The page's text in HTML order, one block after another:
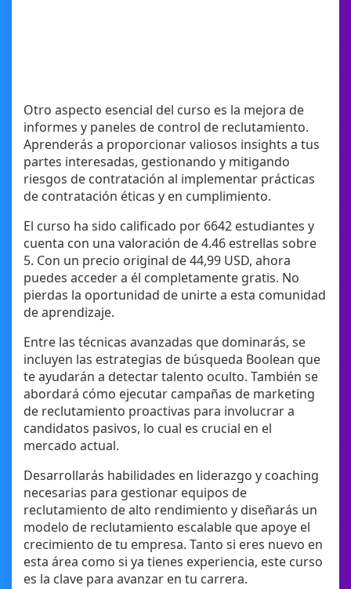
Otro aspecto esencial del curso es la mejora de
informes y paneles de control de reclutamiento.
Aprenderás a proporcionar valiosos insights a tus
partes interesadas, gestionando y mitigando
riesgos de contratación al implementar prácticas
de contratación éticas y en cumplimiento.
El curso ha sido calificado por 6642 estudiantes y
cuenta con una valoración de 4.46 estrellas sobre
5. Con un precio original de 44,99 USD, ahora
puedes acceder a él completamente gratis. No
pierdas la oportunidad de unirte a esta comunidad
de aprendizaje.
Entre las técnicas avanzadas que dominarás, se
incluyen las estrategias de búsqueda Boolean que
te ayudarán a detectar talento oculto. También se
abordará cómo ejecutar campañas de marketing
de reclutamiento proactivas para involucrar a
candidatos pasivos, lo cual es crucial en el
mercado actual.
Desarrollarás habilidades en liderazgo y coaching
necesarias para gestionar equipos de
reclutamiento de alto rendimiento y diseñarás un
modelo de reclutamiento escalable que apoye el
crecimiento de tu empresa. Tanto si eres nuevo en
esta área como si ya tienes experiencia, este curso
es la clave para avanzar en tu carrera.